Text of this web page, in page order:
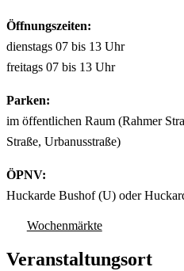
Öffnungszeiten:
dienstags 07 bis 13 Uhr
freitags 07 bis 13 Uhr
Parken:
im öffentlichen Raum (Rahmer
Straße, Urbanusstraße)
ÖPNV:
Huckarde Bushof (U) oder
Wochenmärkte
Veranstaltungsort